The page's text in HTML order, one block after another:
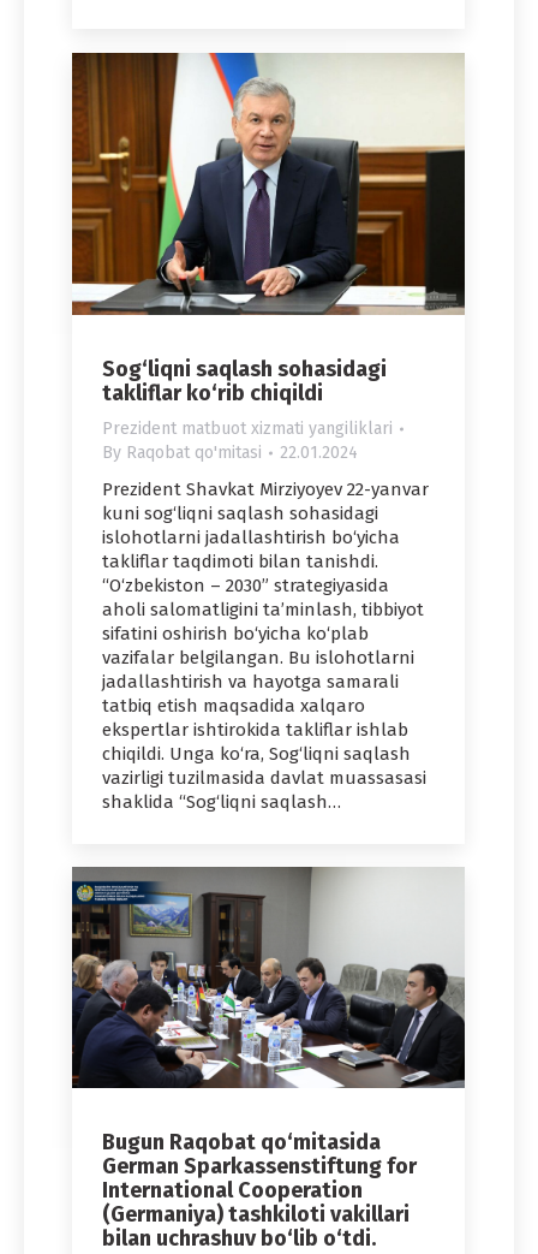
Sog‘liqni saqlash sohasidagi
takliflar ko‘rib chiqildi
Prezident matbuot xizmati yangiliklari
By Raqobat qo'mitasi 22.01.2024
Prezident Shavkat Mirziyoyev 22-yanvar
kuni sog‘liqni saqlash sohasidagi
islohotlarni jadallashtirish bo‘yicha
takliflar taqdimoti bilan tanishdi.
“O‘zbekiston – 2030” strategiyasida
aholi salomatligini ta’minlash, tibbiyot
sifatini oshirish bo‘yicha ko‘plab
vazifalar belgilangan. Bu islohotlarni
jadallashtirish va hayotga samarali
tatbiq etish maqsadida xalqaro
ekspertlar ishtirokida takliflar ishlab
chiqildi. Unga ko‘ra, Sog‘liqni saqlash
vazirligi tuzilmasida davlat muassasasi
shaklida “Sog‘liqni saqlash…
Bugun Raqobat qo‘mitasida
German Sparkassenstiftung for
International Cooperation
(Germaniya) tashkiloti vakillari
bilan uchrashuv bo‘lib o‘tdi.